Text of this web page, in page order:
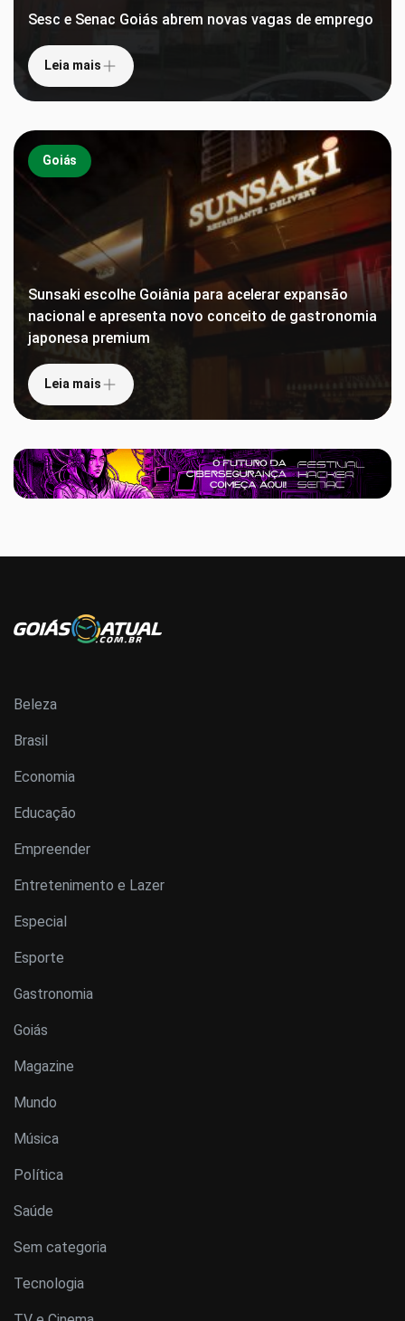
Sesc e Senac Goiás abrem novas vagas de emprego
Leia mais
Goiás
Sunsaki escolhe Goiânia para acelerar expansão
nacional e apresenta novo conceito de gastronomia
japonesa premium
Leia mais
Beleza
Brasil
Economia
Educação
Empreender
Entretenimento e Lazer
Especial
Esporte
Gastronomia
Goiás
Magazine
Mundo
Música
Política
Saúde
Sem categoria
Tecnologia